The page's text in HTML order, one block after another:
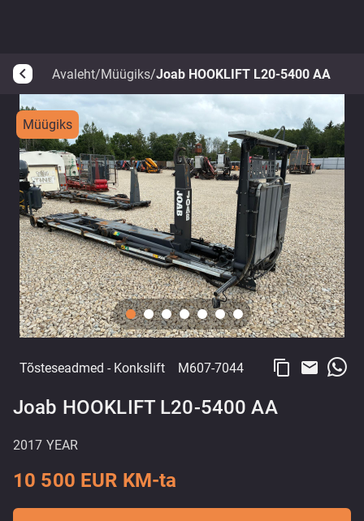
arrow_back_ios Avaleht/Müügiks/Joab HOOKLIFT L20-5400 AA
Müügiks
Tõsteseadmed - Konkslift M607-7044 content_copy email
Joab HOOKLIFT L20-5400 AA
2017 YEAR
10 500 EUR KM-ta